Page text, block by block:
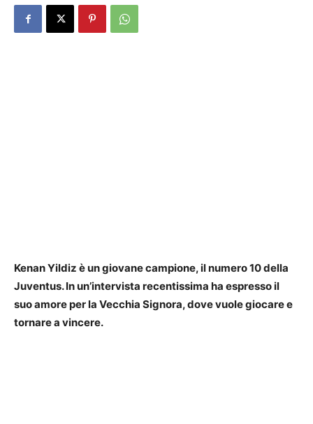
Kenan Yildiz è un giovane campione, il numero 10 della
Juventus. In un’intervista recentissima ha espresso il
suo amore per la Vecchia Signora, dove vuole giocare e
tornare a vincere.